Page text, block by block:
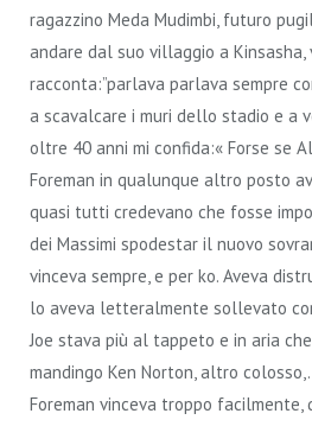
ragazzino Meda Mudimbi, futuro
andare dal suo villaggio a Kinsasha,
racconta:”parlava parlava sempre
a scavalcare i muri dello stadio e a
oltre 40 anni mi confida:« Forse se
Foreman in qualunque altro posto
quasi tutti credevano che fosse
dei Massimi spodestar il nuovo
vinceva sempre, e per ko. Aveva
lo aveva letteralmente sollevato
Joe stava più al tappeto e in aria
mandingo Ken Norton, altro
Foreman vinceva troppo